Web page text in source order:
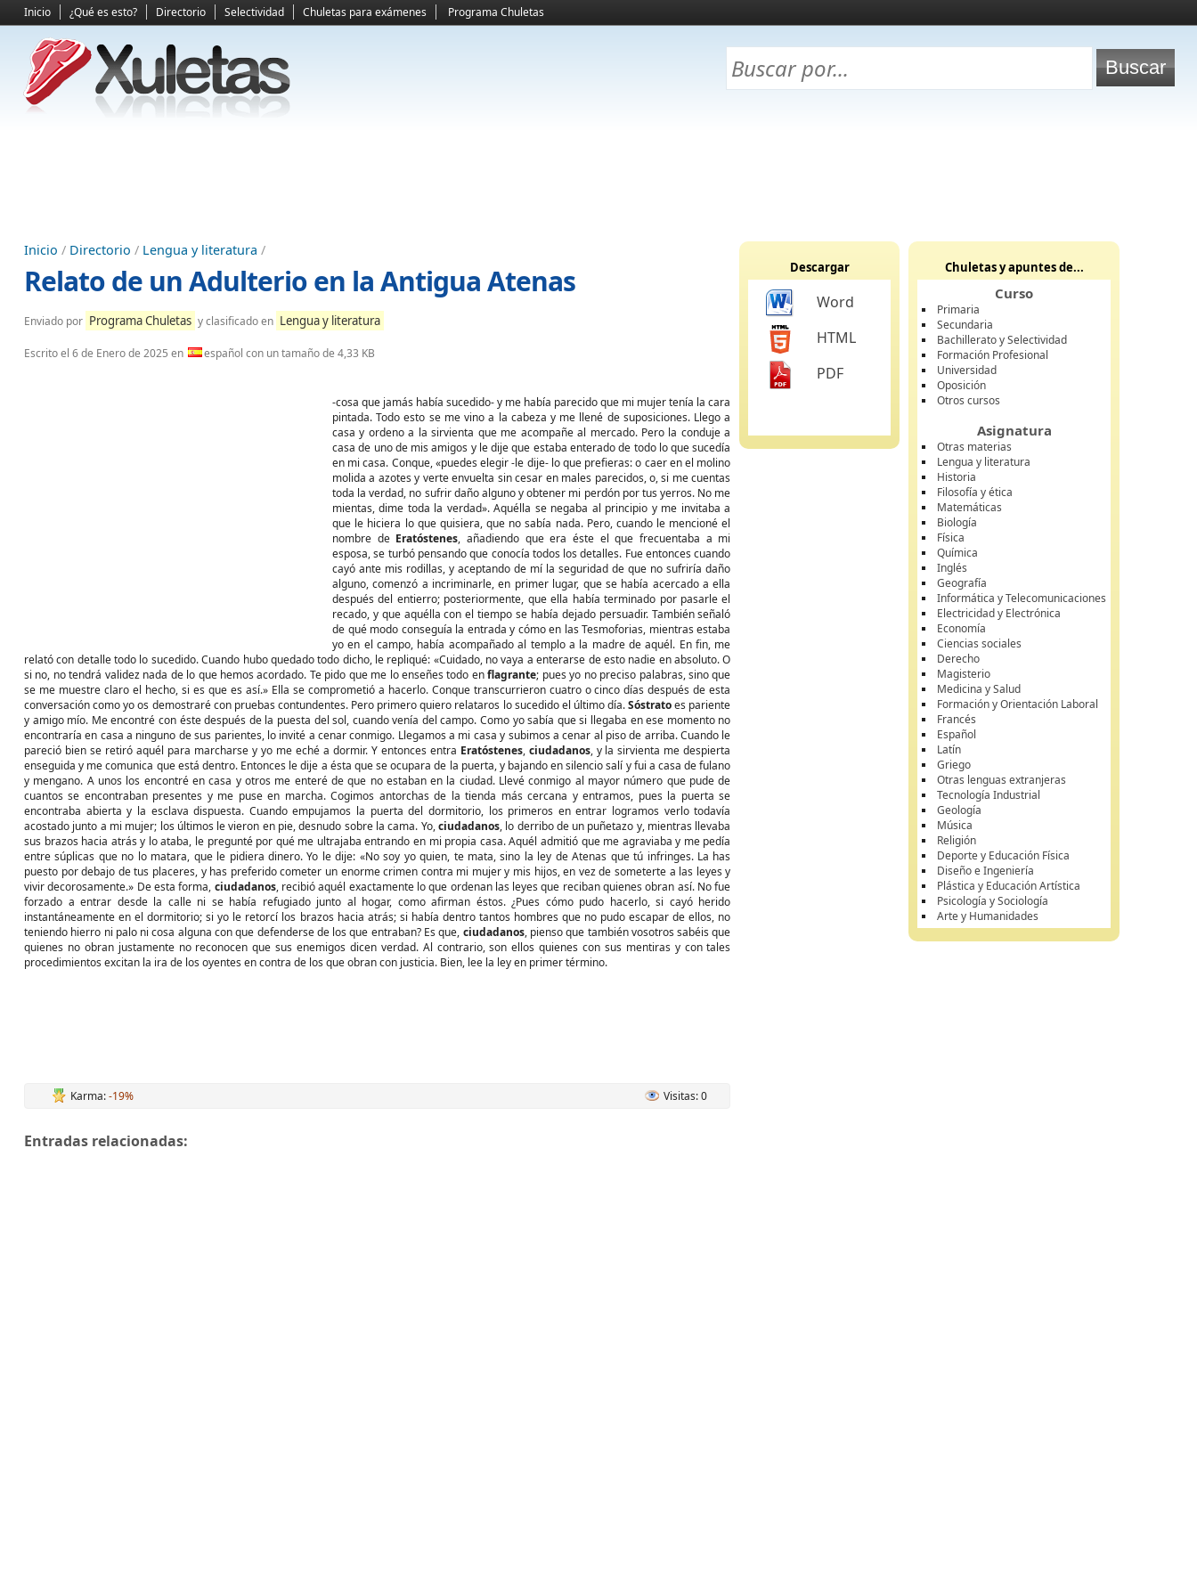
Inicio ¿Qué es esto? Directorio Selectividad Chuletas para exámenes Programa Chuletas
Inicio / Directorio / Lengua y literatura /
Relato de un Adulterio en la Antigua Atenas
Enviado por Programa Chuletas y clasificado en Lengua y literatura
Escrito el 6 de Enero de 2025 en español con un tamaño de 4,33 KB
-cosa que jamás había sucedido- y me había parecido que mi mujer tenía la cara
pintada. Todo esto se me vino a la cabeza y me llené de suposiciones. Llego a
casa y ordeno a la sirvienta que me acompañe al mercado. Pero la conduje a
casa de uno de mis amigos y le dije que estaba enterado de todo lo que sucedía
en mi casa. Conque, «puedes elegir -le dije- lo que prefieras: o caer en el molino
molida a azotes y verte envuelta sin cesar en males parecidos, o, si me cuentas
toda la verdad, no sufrir daño alguno y obtener mi perdón por tus yerros. No me
mientas, dime toda la verdad». Aquélla se negaba al principio y me invitaba a
que le hiciera lo que quisiera, que no sabía nada. Pero, cuando le mencioné el
nombre de Eratóstenes, añadiendo que era éste el que frecuentaba a mi
esposa, se turbó pensando que conocía todos los detalles. Fue entonces cuando
cayó ante mis rodillas, y aceptando de mí la seguridad de que no sufriría daño
alguno, comenzó a incriminarle, en primer lugar, que se había acercado a ella
después del entierro; posteriormente, que ella había terminado por pasarle el
recado, y que aquélla con el tiempo se había dejado persuadir. También señaló
de qué modo conseguía la entrada y cómo en las Tesmoforias, mientras estaba
yo en el campo, había acompañado al templo a la madre de aquél. En fin, me
relató con detalle todo lo sucedido. Cuando hubo quedado todo dicho, le repliqué: «Cuidado, no vaya a enterarse de esto nadie en absoluto. O
si no, no tendrá validez nada de lo que hemos acordado. Te pido que me lo enseñes todo enflagrante; pues yo no preciso palabras, sino que
se me muestre claro el hecho, si es que es así.» Ella se comprometió a hacerlo. Conque transcurrieron cuatro o cinco días después de esta
conversación como yo os demostraré con pruebas contundentes. Pero primero quiero relataros lo sucedido el último día.Sóstratoes pariente
y amigo mío. Me encontré con éste después de la puesta del sol, cuando venía del campo. Como yo sabía que si llegaba en ese momento no
encontraría en casa a ninguno de sus parientes, lo invité a cenar conmigo. Llegamos a mi casa y subimos a cenar al piso de arriba. Cuando le
pareció bien se retiró aquél para marcharse y yo me eché a dormir. Y entonces entra Eratóstenes, ciudadanos, y la sirvienta me despierta
enseguida y me comunica que está dentro. Entonces le dije a ésta que se ocupara de la puerta, y bajando en silencio salí y fui a casa de fulano
y mengano. A unos los encontré en casa y otros me enteré de que no estaban en la ciudad. Llevé conmigo al mayor número que pude de
cuantos se encontraban presentes y me puse en marcha. Cogimos antorchas de la tienda más cercana y entramos, pues la puerta se
encontraba abierta y la esclava dispuesta. Cuando empujamos la puerta del dormitorio, los primeros en entrar logramos verlo todavía
acostado junto a mi mujer; los últimos le vieron en pie, desnudo sobre la cama. Yo,ciudadanos, lo derribo de un puñetazo y, mientras llevaba
sus brazos hacia atrás y lo ataba, le pregunté por qué me ultrajaba entrando en mi propia casa. Aquél admitió que me agraviaba y me pedía
entre súplicas que no lo matara, que le pidiera dinero. Yo le dije: «No soy yo quien, te mata, sino la ley de Atenas que tú infringes. La has
puesto por debajo de tus placeres, y has preferido cometer un enorme crimen contra mi mujer y mis hijos, en vez de someterte a las leyes y
vivir decorosamente.» De esta forma, ciudadanos, recibió aquél exactamente lo que ordenan las leyes que reciban quienes obran así. No fue
forzado a entrar desde la calle ni se había refugiado junto al hogar, como afirman éstos. ¿Pues cómo pudo hacerlo, si cayó herido
instantáneamente en el dormitorio; si yo le retorcí los brazos hacia atrás; si había dentro tantos hombres que no pudo escapar de ellos, no
teniendo hierro ni palo ni cosa alguna con que defenderse de los que entraban? Es que, ciudadanos, pienso que también vosotros sabéis que
quienes no obran justamente no reconocen que sus enemigos dicen verdad. Al contrario, son ellos quienes con sus mentiras y con tales
procedimientos excitan la ira de los oyentes en contra de los que obran con justicia. Bien, lee la ley en primer término.
Karma:-19% Visitas: 0
Entradas relacionadas:
Descargar
Word
HTML
PDF
Chuletas y apuntes de...
Curso
Primaria
Secundaria
Bachillerato y Selectividad
Formación Profesional
Universidad
Oposición
Otros cursos
Asignatura
Otras materias
Lengua y literatura
Historia
Filosofía y ética
Matemáticas
Biología
Física
Química
Inglés
Geografía
Informática y Telecomunicaciones
Electricidad y Electrónica
Economía
Ciencias sociales
Derecho
Magisterio
Medicina y Salud
Formación y Orientación Laboral
Francés
Español
Latín
Griego
Otras lenguas extranjeras
Tecnología Industrial
Geología
Música
Religión
Deporte y Educación Física
Diseño e Ingeniería
Plástica y Educación Artística
Psicología y Sociología
Arte y Humanidades